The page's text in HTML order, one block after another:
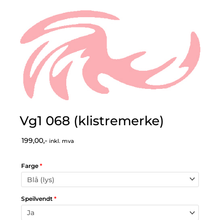
Vg1 068 (klistremerke)
199,00,- inkl. mva
Farge *
Speilvendt *